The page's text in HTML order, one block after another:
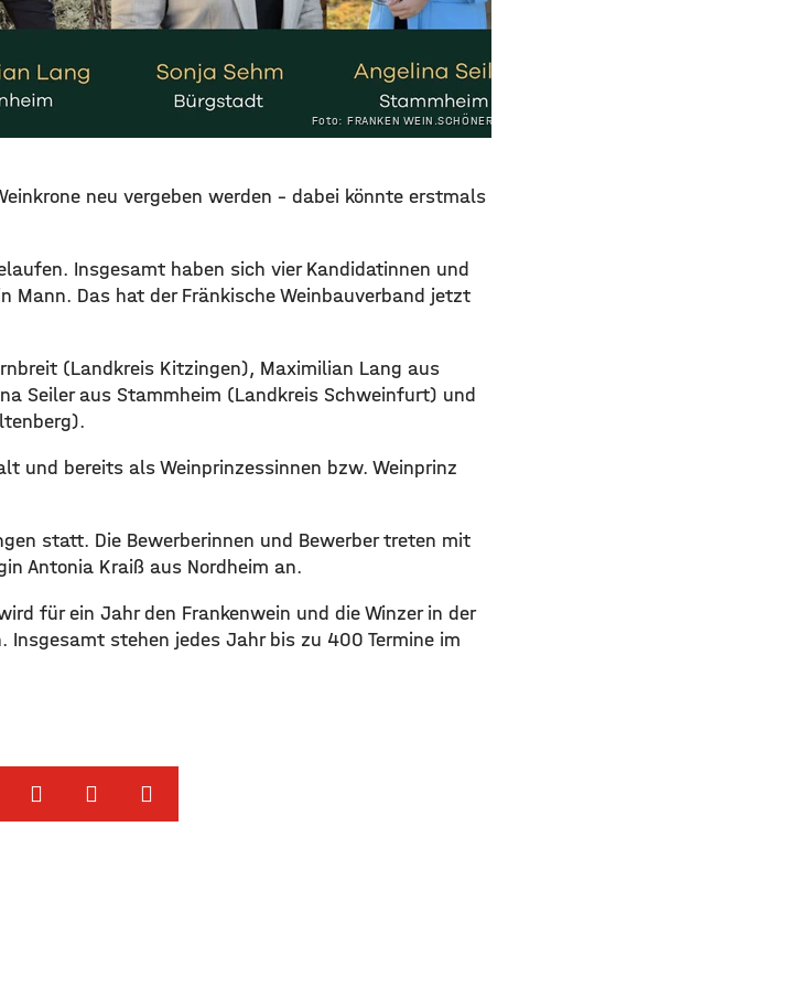
Foto: FRANKEN WEIN.SCHÖNER.LAND
neu vergeben werden – dabei könnte erstmals
Insgesamt haben sich vier Kandidatinnen und
Mann. Das hat der Fränkische Weinbauverband jetzt
(Landkreis Kitzingen), Maximilian Lang aus
Seiler aus Stammheim (Landkreis Schweinfurt) und
und bereits als Weinprinzessinnen bzw. Weinprinz
statt. Die Bewerberinnen und Bewerber treten mit
Antonia Kraiß aus Nordheim an.
für ein Jahr den Frankenwein und die Winzer in der
Insgesamt stehen jedes Jahr bis zu 400 Termine im